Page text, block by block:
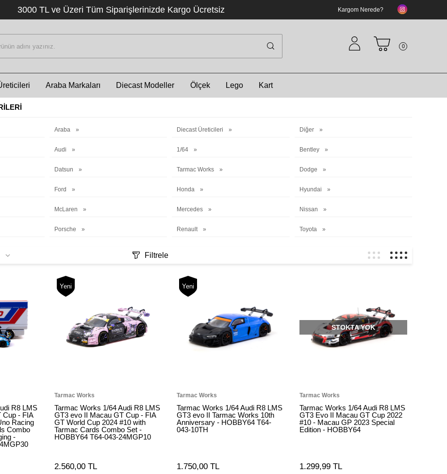
3000 TL ve Üzeri Tüm Siparişlerinizde Kargo Ücretsiz Kargom Nerede?
0
Araba Markaları Diecast Modeller Ölçek Lego Kart
Araba Diecast Üreticileri Diğer
Audi 1/64 Bentley
Datsun Tarmac Works Dodge
Ford Honda Hyundai
McLaren Mercedes Nissan
Porsche Renault Toyota
Filtrele
R8 LMS
Cup - FIA
Racing
Combo
-
Yeni
Tarmac Works
Tarmac Works 1/64 Audi R8 LMS
GT3 evo II Macau GT Cup - FIA
GT World Cup 2024 #10 with
Tarmac Cards Combo Set -
HOBBY64 T64-043-24MGP10
2.560,00 TL
Yeni
Tarmac Works
Tarmac Works 1/64 Audi R8 LMS
GT3 evo II Tarmac Works 10th
Anniversary - HOBBY64 T64-
043-10TH
1.750,00 TL
STOKTA YOK
Tarmac Works
Tarmac Works 1/64 Audi R8 LMS
GT3 Evo II Macau GT Cup 2022
#10 - Macau GP 2023 Special
Edition - HOBBY64
1.299,99 TL